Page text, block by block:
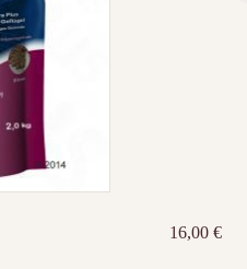
16,00€